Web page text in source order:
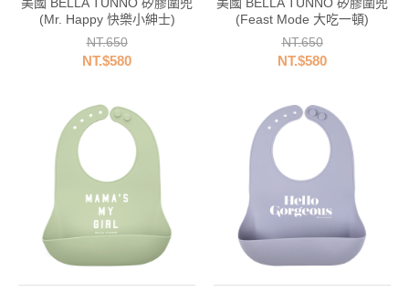
美國 BELLA TUNNO 矽膠圍兜
(Mr. Happy 快樂小紳士)
NT.650
NT.$580
美國 BELLA TUNNO 矽膠圍兜
(Feast Mode 大吃一頓)
NT.650
NT.$580